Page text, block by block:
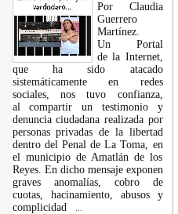
Por Claudia
Guerrero
Martínez.
​Un Portal
de la Internet,
que ha sido atacado
sistemáticamente en redes
sociales, nos tuvo confianza,
al compartir un testimonio y
denuncia ciudadana realizada por
personas privadas de la libertad
dentro del Penal de La Toma, en
el municipio de Amatlán de los
Reyes. En dicho mensaje exponen
graves anomalías, cobro de
cuotas, hacinamiento, abusos y
complicidad